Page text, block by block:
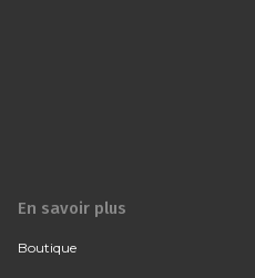
En savoir plus
Boutique